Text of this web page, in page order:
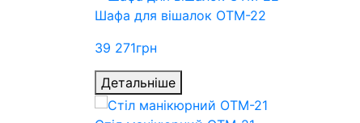
Шафа для вішалок ОТМ-22
39 271грн
Детальніше